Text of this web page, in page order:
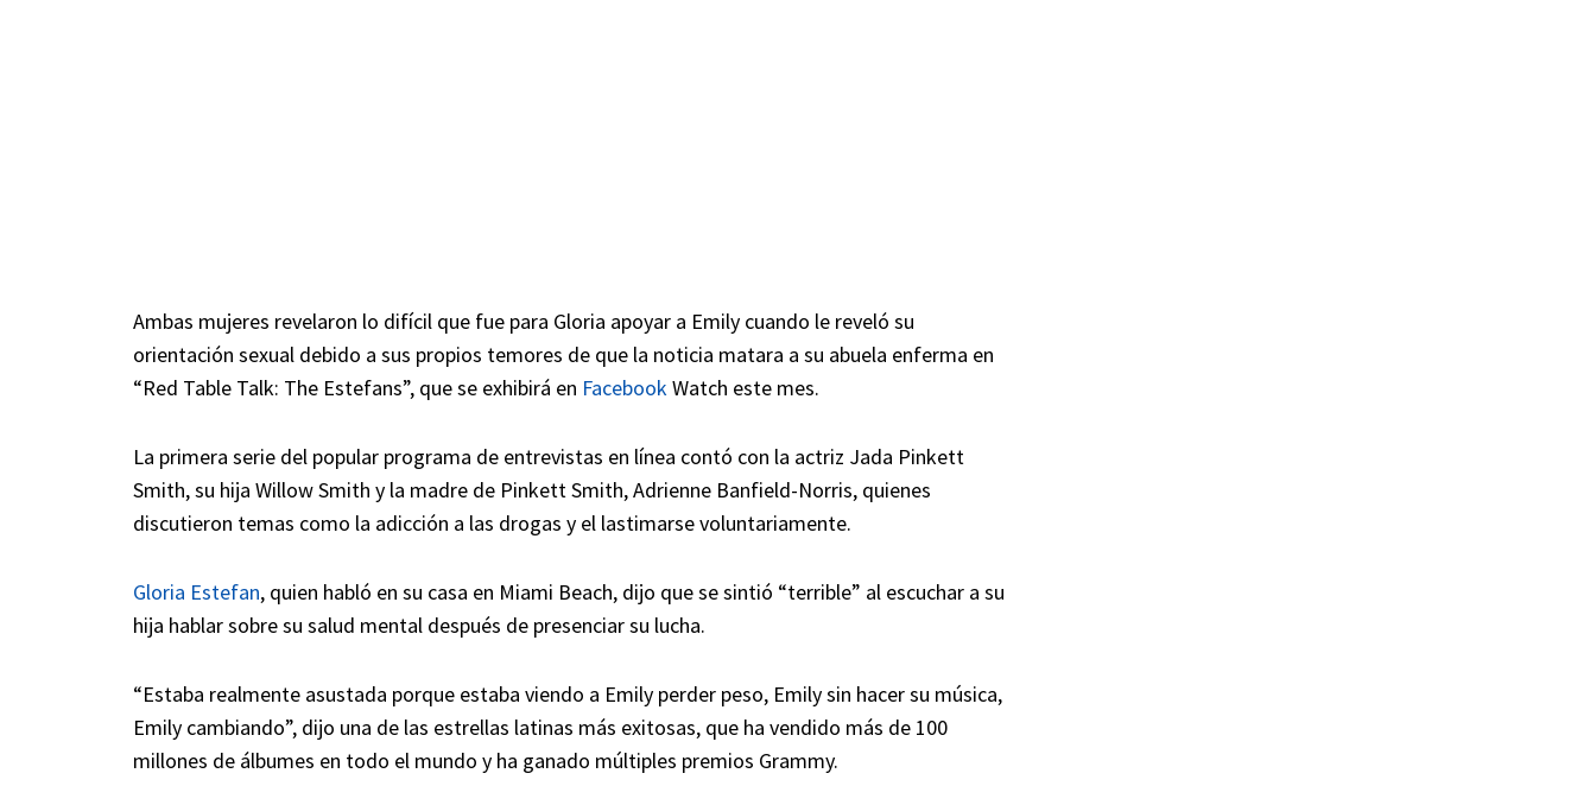
Ambas mujeres revelaron lo difícil que fue para Gloria apoyar a Emily cuando le reveló su
orientación sexual debido a sus propios temores de que la noticia matara a su abuela enferma en
“Red Table Talk: The Estefans”, que se exhibirá en FacebookWatch este mes.
La primera serie del popular programa de entrevistas en línea contó con la actriz Jada Pinkett
Smith, su hija Willow Smith y la madre de Pinkett Smith, Adrienne Banfield-Norris, quienes
discutieron temas como la adicción a las drogas y el lastimarse voluntariamente.
Gloria Estefan, quien habló en su casa en Miami Beach, dijo que se sintió “terrible” al escuchar a su
hija hablar sobre su salud mental después de presenciar su lucha.
“Estaba realmente asustada porque estaba viendo a Emily perder peso, Emily sin hacer su música,
Emily cambiando”, dijo una de las estrellas latinas más exitosas, que ha vendido más de 100
millones de álbumes en todo el mundo y ha ganado múltiples premios Grammy.